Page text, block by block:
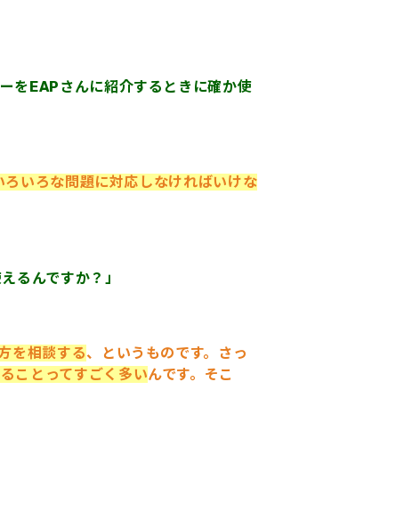
をEAPさんに紹介するときに確か使
いろな問題に対応しなければいけな
るんですか？」
を相談する、というものです。さっ
ことってすごく多いんです。そこ